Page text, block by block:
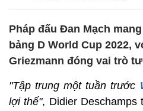
Pháp đấu Đan Mạch
bảng D World Cup 2022,
Griezmann đóng vai trò
"Tập trung một tuần trước
lợi thế", Didier